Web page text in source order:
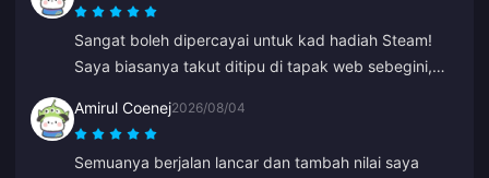
Sangat boleh dipercayai untuk kad hadiah Steam!
Saya biasanya takut ditipu di tapak web sebegini,
disyorkan.
Amirul Coenej2026/08/04
Semuanya berjalan lancar dan tambah nilai saya